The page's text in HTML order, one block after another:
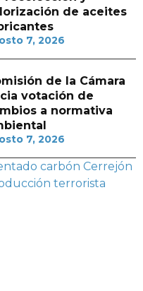
de aceites
7, 2026
de la Cámara
votación de
a normativa
7, 2026
carbón Cerrejón
terrorista